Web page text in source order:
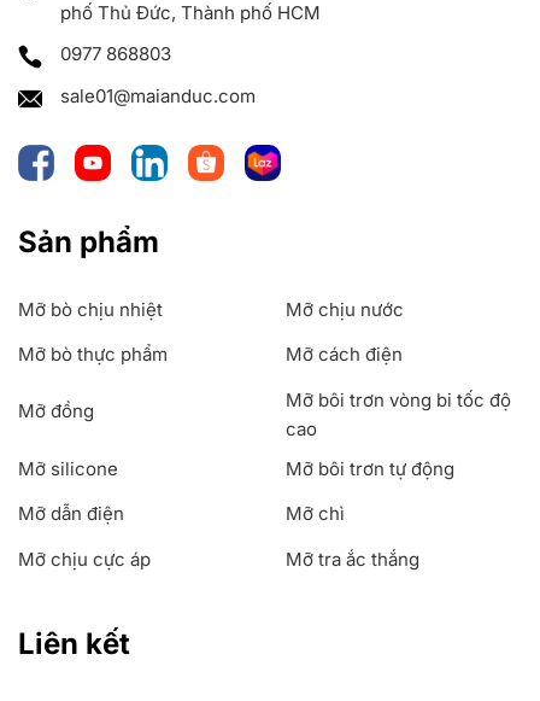
phố Thủ Đức, Thành phố HCM
0977 868803
sale01@maianduc.com
Sản phẩm
Mỡ bò chịu nhiệt
Mỡ chịu nước
Mỡ bò thực phẩm
Mỡ cách điện
Mỡ đồng
Mỡ bôi trơn vòng bi tốc độ
cao
Mỡ silicone
Mỡ bôi trơn tự động
Mỡ dẫn điện
Mỡ chì
Mỡ chịu cực áp
Mỡ tra ắc thắng
Liên kết